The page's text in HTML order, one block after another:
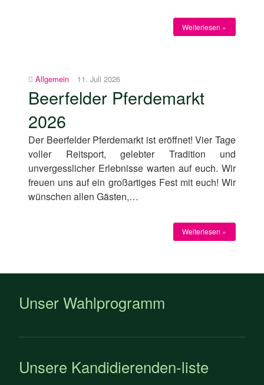
Weiterlesen »
Allgemein 11. Juli 2026
Beerfelder Pferdemarkt
2026
Der Beerfelder Pferdemarkt ist eröffnet! Vier Tage
voller Reitsport, gelebter Tradition und
unvergesslicher Erlebnisse warten auf euch. Wir
freuen uns auf ein großartiges Fest mit euch! Wir
wünschen allen Gästen,…
Weiterlesen »
Unser Wahlprogramm
Unsere Kandidierenden-liste